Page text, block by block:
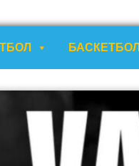
БАСКЕТБОЛ